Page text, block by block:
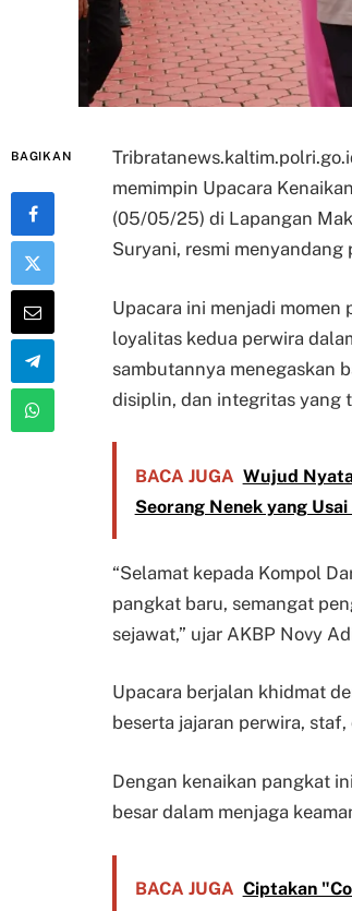
BAGIKAN
memimpin Upacara
(05/05/25) di Lapangan
Suryani, resmi menyandang
Upacara ini menjadi
loyalitas kedua perwira
sambutannya menegaskan
disiplin, dan integritas yang
BACA JUGA Wujud
Seorang Nenek yang
“Selamat kepada Kompol
pangkat baru, semangat
sejawat,” ujar AKBP Novy
Upacara berjalan khidmat
beserta jajaran perwira,
Dengan kenaikan pangkat
besar dalam menjaga
BACA JUGA Ciptakan